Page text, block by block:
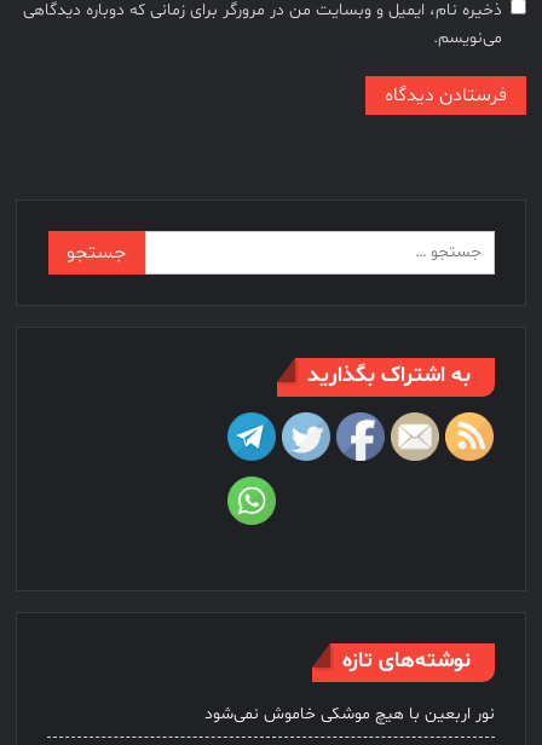
ذخیره نام، ایمیل و وبسایت من در مرورگر برای زمانی که دوباره دیدگاهی
می‌نویسم.
برای:
به اشتراک بگذارید
نوشته‌های تازه
نور اربعین با هیچ موشکی خاموش نمی‌شود